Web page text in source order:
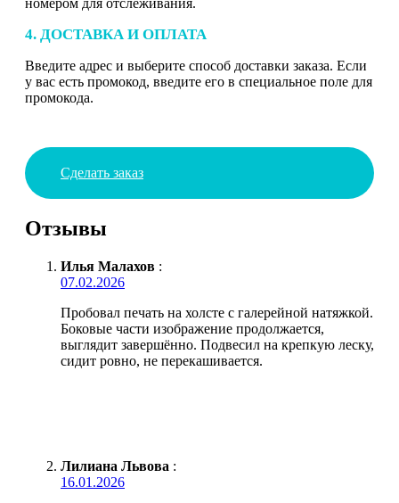
4. ДОСТАВКА И ОПЛАТА
Введите адрес и выберите способ доставки заказа. Если
у вас есть промокод, введите его в специальное поле для
промокода.
Сделать заказ
Отзывы
Илья Малахов :
07.02.2026
Пробовал печать на холсте с галерейной натяжкой.
Боковые части изображение продолжается,
выглядит завершённо. Подвесил на крепкую леску,
сидит ровно, не перекашивается.
Лилиана Львова :
16.01.2026